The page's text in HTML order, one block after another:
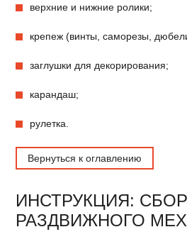
верхние и нижние ролики;
крепеж (винты, саморезы,
заглушки для декорирования;
карандаш;
рулетка.
Вернуться к оглавлению
ИНСТРУКЦИЯ:
РАЗДВИЖНОГО